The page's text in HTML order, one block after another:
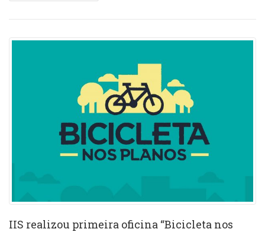
IIS realizou primeira oficina “Bicicleta nos